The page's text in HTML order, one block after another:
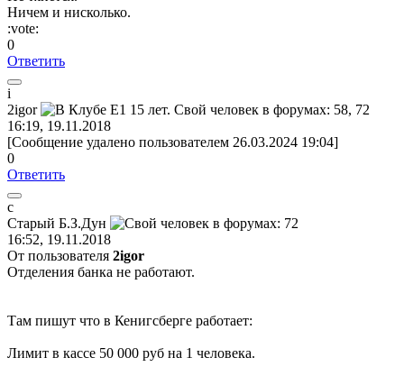
Ничем и нисколько.
:vote:
0
Ответить
i
2igor
16:19, 19.11.2018
[Сообщение удалено пользователем 26.03.2024 19:04]
0
Ответить
с
Старый Б.З.Дун
16:52, 19.11.2018
От пользователя 2igor
Отделения банка не работают.
Там пишут что в Кенигсберге работает:
Лимит в кассе 50 000 руб на 1 человека.